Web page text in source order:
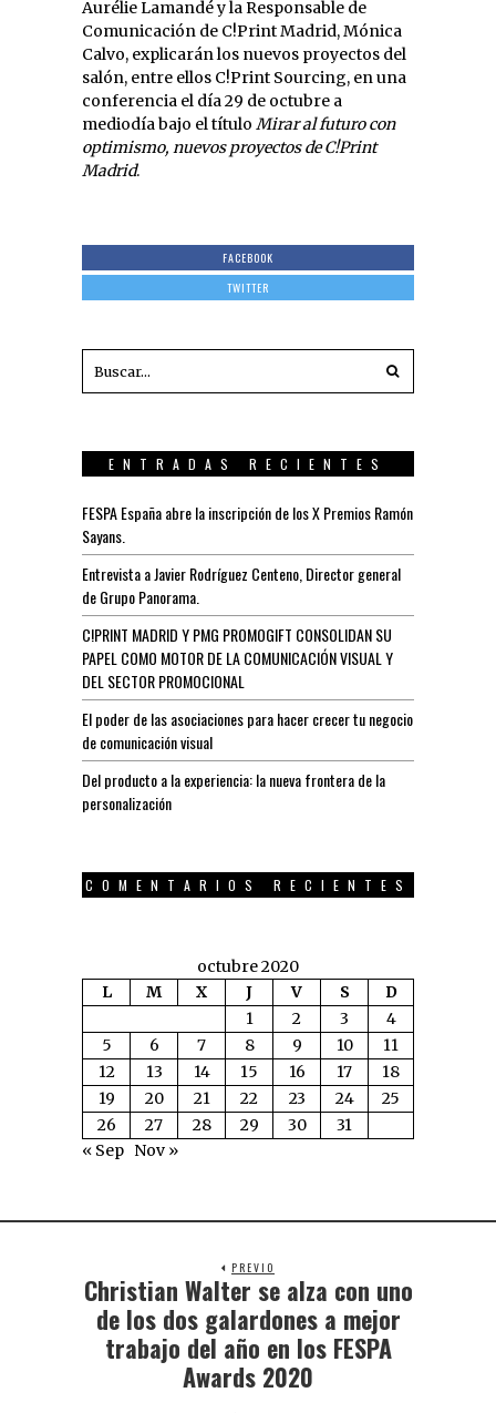
Aurélie Lamandé y la Responsable de
Comunicación de C!Print Madrid, Mónica
Calvo, explicarán los nuevos proyectos del
salón, entre ellos C!Print Sourcing, en una
conferencia el día 29 de octubre a
mediodía bajo el título Mirar al futuro con
optimismo, nuevos proyectos de C!Print
Madrid.
FACEBOOK
TWITTER
ENTRADAS RECIENTES
FESPA España abre la inscripción de los X Premios Ramón
Sayans.
Entrevista a Javier Rodríguez Centeno, Director general
de Grupo Panorama.
C!PRINT MADRID Y PMG PROMOGIFT CONSOLIDAN SU
PAPEL COMO MOTOR DE LA COMUNICACIÓN VISUAL Y
DEL SECTOR PROMOCIONAL
El poder de las asociaciones para hacer crecer tu negocio
de comunicación visual
Del producto a la experiencia: la nueva frontera de la
personalización
COMENTARIOS RECIENTES
octubre 2020
L
M X J V S
D
1
2 3
4
5
6 7 8 9 10
11
12
13 14 15 16 17
18
19
20 21 22 23 24
25
26
27 28 29 30
31
« Sep Nov »
PREVIO
Christian Walter se alza con uno
de los dos galardones a mejor
trabajo del año en los FESPA
Awards 2020